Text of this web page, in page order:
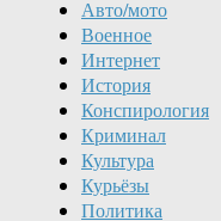
Авто/мото
Военное
Интернет
История
Конспирология
Криминал
Культура
Курьёзы
Политика